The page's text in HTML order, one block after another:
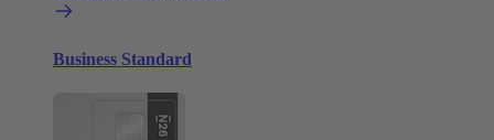
Business Standard